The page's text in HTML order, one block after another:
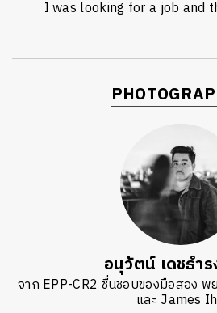
I was looking for a job and
อนุวัตน์ เดชธำ
จาก EPP-CR2 ชื่นชอบของมือสอง พ
และ James